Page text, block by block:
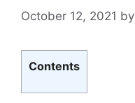
October 12, 2021 by
Contents